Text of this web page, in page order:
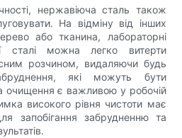
нержавіюча сталь також
На відміну від інших
або тканина, лабораторні
сталі можна легко витерти
розчином, видаляючи будь
які можуть бути
очищення є важливою у робочій
високого рівня чистоти має
запобігання забрудненню та